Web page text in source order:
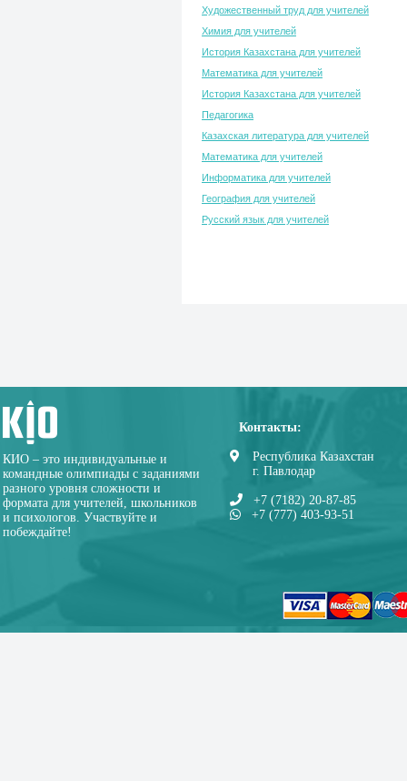
Художественный труд для учителей
Химия для учителей
История Казахстана для учителей
Математика для учителей
История Казахстана для учителей
Педагогика
Казахская литература для учителей
Математика для учителей
Информатика для учителей
География для учителей
Русский язык для учителей
КИО – это индивидуальные и
командные олимпиады с заданиями
разного уровня сложности и
формата для учителей, школьников
и психологов. Участвуйте и
побеждайте!
Контакты:
Республика Казахстан
г. Павлодар
+7 (7182) 20-87-85
+7 (777) 403-93-51